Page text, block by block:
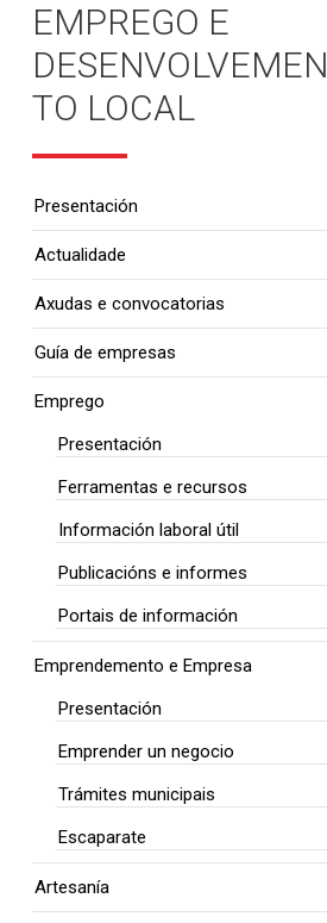
EMPREGO E
DESENVOLVEMEN
TO LOCAL
Presentación
Actualidade
Axudas e convocatorias
Guía de empresas
Emprego
Presentación
Ferramentas e recursos
Información laboral útil
Publicacións e informes
Portais de información
Emprendemento e Empresa
Presentación
Emprender un negocio
Trámites municipais
Escaparate
Artesanía